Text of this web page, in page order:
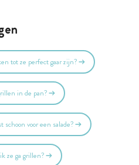
tot ze perfect gaar zijn?
in de pan?
voor een salade?
ze ga grillen?